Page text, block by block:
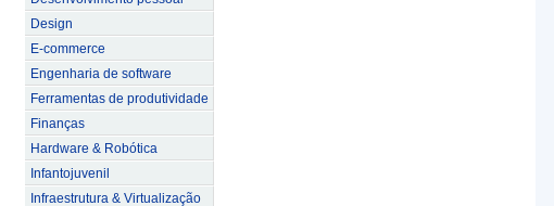
Design
E-commerce
Engenharia de software
Ferramentas de produtividade
Finanças
Hardware & Robótica
Infantojuvenil
Infraestrutura & Virtualização